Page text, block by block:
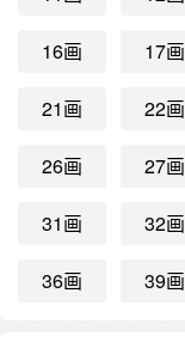
16画 17画
21画 22画
26画 27画
31画 32画
36画 39画